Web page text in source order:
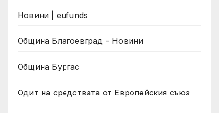
Новини | eufunds
Община Благоевград – Новини
Община Бургас
Одит на средствата от Европейския съюз